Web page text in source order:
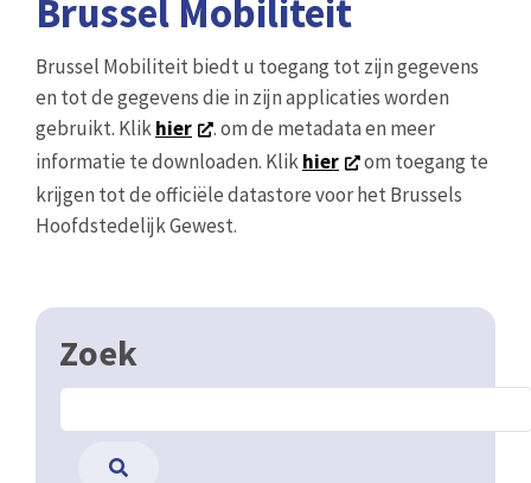
Brussel Mobiliteit
Brussel Mobiliteit biedt u toegang tot zijn gegevens
en tot de gegevens die in zijn applicaties worden
gebruikt. Klikhier
. om de metadata en meer
informatie te downloaden. Klikhier
om toegang te
krijgen tot de officiële datastore voor het Brussels
Hoofdstedelijk Gewest.
Zoek